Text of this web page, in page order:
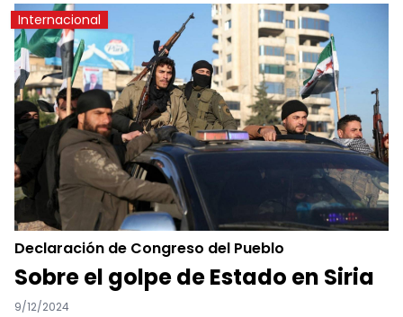
Internacional
Declaración de Congreso del Pueblo
Sobre el golpe de Estado en Siria
9/12/2024